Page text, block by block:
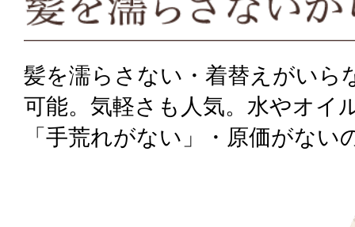
髪を濡らさない・着替えがいら
可能。気軽さも人気。水やオイ
「手荒れがない」・原価がない